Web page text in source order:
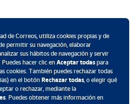
de Correos, utiliza cookies propias y de
permitir su navegación, elaborar
sus hábitos de navegación y servir
hacer clic en Aceptar todaspara
cookies. También puedes rechazar todas
en el botón Rechazar todas, o elegir qué
o rechazar, mediante la
. Puedes obtener más información en